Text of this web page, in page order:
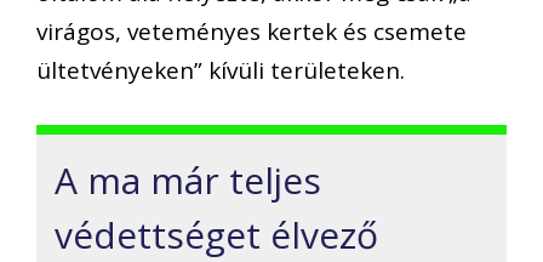
virágos, veteményes kertek és csemete
ültetvényeken” kívüli területeken.
A ma már teljes
védettséget élvező